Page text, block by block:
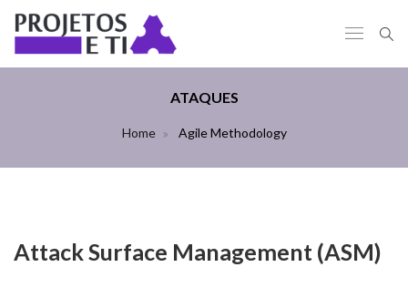
ATAQUES
Home Agile Methodology
Attack Surface Management (ASM)